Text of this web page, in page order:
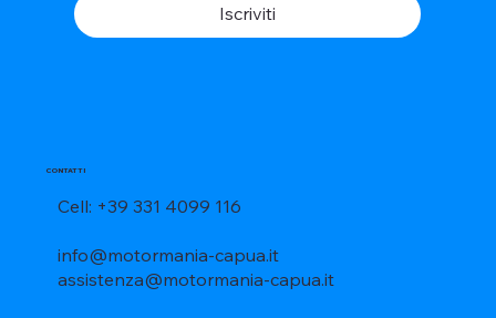
CONTATTI
Cell: +39 331 4099 116
info@motormania-capua.it
assistenza@motormania-capua.it
Iscriviti